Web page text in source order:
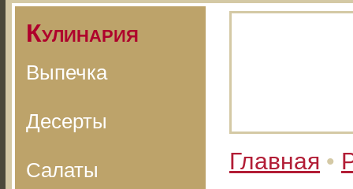
Кулинария
Выпечка
Десерты
Салаты Главная •